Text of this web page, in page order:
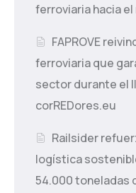
ferroviaria hacia
FAPROVE
ferroviaria que
sector durante el
corREDores.eu
Railsider
logística
54.000 toneladas